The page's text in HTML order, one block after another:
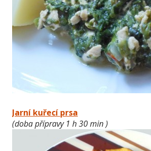
Jarní kuřecí prsa
(doba přípravy 1 h 30 min )